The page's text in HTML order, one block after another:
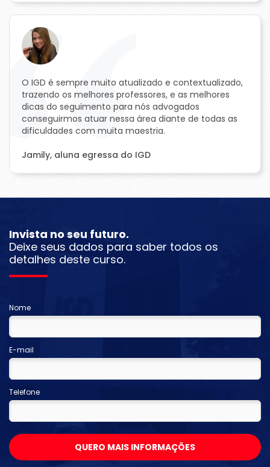
O IGD é sempre muito atualizado e contextualizado,
trazendo os melhores professores, e as melhores
dicas do seguimento para nós advogados
conseguirmos atuar nessa área diante de todas as
dificuldades com muita maestria.
Jamily, aluna egressa do IGD
Invista no seu futuro.
Deixe seus dados para saber todos os
detalhes deste curso.
Nome
E-mail
Telefone
QUERO MAIS INFORMAÇÕES